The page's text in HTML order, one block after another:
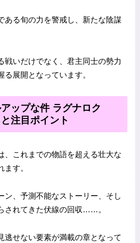
ある旬の力を警戒し、新たな陰謀
戦いだけでなく、君主同士の勢力
る展開となっています。
ップな件 ラグナロク
注目ポイント
、これまでの物語を超える壮大な
ます。
ン、予測不能なストーリー、そし
されてきた伏線の回収……。
逃せない要素が満載の章となって